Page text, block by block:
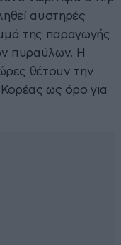
αυστηρές
της παραγωγής
πυραύλων. Η
θέτουν την
ως όρο για